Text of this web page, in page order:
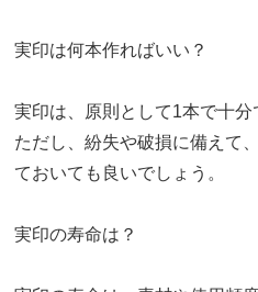
実印は何本作ればいい？
実印は、原則として1本で十分
ただし、紛失や破損に備えて
ておいても良いでしょう。
実印の寿命は？